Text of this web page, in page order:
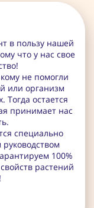
в пользу нашей
что у нас свое
не помогли
или организм
Тогда остается
принимает нас
специально
100%
растений